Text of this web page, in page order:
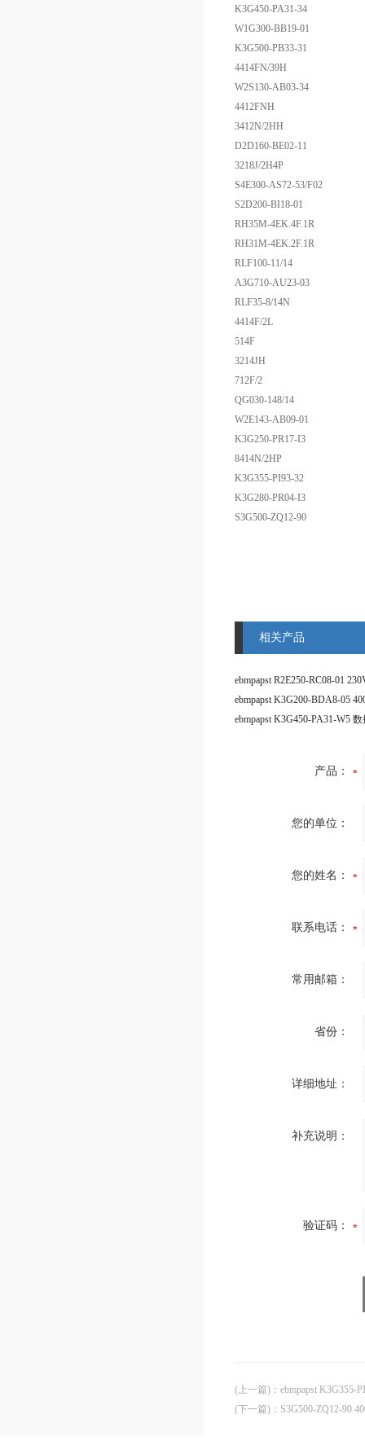
K3G450-PA31-34
W1G300-BB19-01
K3G500-PB33-31
4414FN/39H
W2S130-AB03-34
4412FNH
3412N/2HH
D2D160-BE02-11
3218J/2H4P
S4E300-AS72-53/F02
S2D200-BI18-01
RH35M-4EK.4F.1R
RH31M-4EK.2F.1R
RLF100-11/14
A3G710-AU23-03
RLF35-8/14N
4414F/2L
514F
3214JH
712F/2
QG030-148/14
W2E143-AB09-01
K3G250-PR17-I3
8414N/2HP
K3G355-PI93-32
K3G280-PR04-I3
S3G500-ZQ12-90
相关产品
产品：
您的单位：
您的姓名：
联系电话：
常用邮箱：
省份：
详细地址：
补充说明：
验证码：
(上一篇) ： ebmpapst K3G355-
(下一篇) ： S3G500-ZQ12-90